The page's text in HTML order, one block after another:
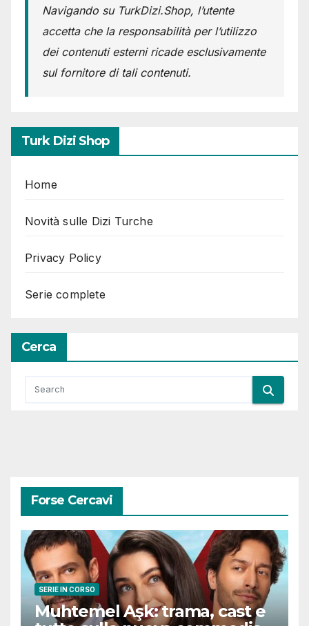
Navigando su TurkDizi.Shop, l’utente
accetta che la responsabilità per l’utilizzo
dei contenuti esterni ricade esclusivamente
sul fornitore di tali contenuti.
Turk Dizi Shop
Home
Novità sulle Dizi Turche
Privacy Policy
Serie complete
Cerca
Forse Cercavi
SERIE IN CORSO
Muhtemel Aşk: trama, cast e